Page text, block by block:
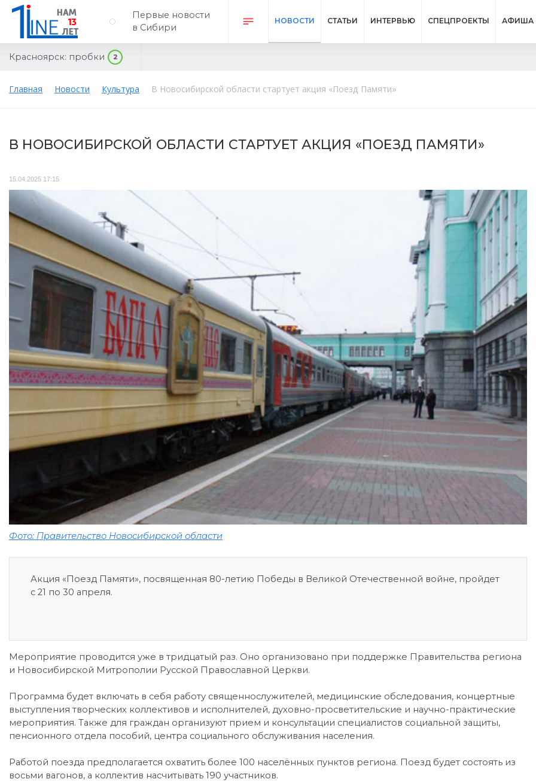
Первые новости
в Сибири
НОВОСТИ СТАТЬИ ИНТЕРВЬЮ СПЕЦПРОЕКТЫ АФИША
Красноярск: пробки 2
Главная Новости Культура В Новосибирской области стартует акция «Поезд Памяти»
В НОВОСИБИРСКОЙ ОБЛАСТИ СТАРТУЕТ АКЦИЯ «ПОЕЗД ПАМЯТИ»
15.04.2025 17:15
Фото: Правительство Новосибирской области
Акция «Поезд Памяти», посвященная 80-летию Победы в Великой Отечественной войне, пройдет
с 21 по 30 апреля.
Мероприятие проводится уже в тридцатый раз. Оно организовано при поддержке Правительства региона
и Новосибирской Митрополии Русской Православной Церкви.
Программа будет включать в себя работу священнослужителей, медицинские обследования, концертные
выступления творческих коллективов и исполнителей, духовно-просветительские и научно-практические
мероприятия. Также для граждан организуют прием и консультации специалистов социальной защиты,
пенсионного отдела пособий, центра социального обслуживания населения.
Работой поезда предполагается охватить более 100 населённых пунктов региона. Поезд будет состоять из
восьми вагонов, а коллектив насчитывать 190 участников.